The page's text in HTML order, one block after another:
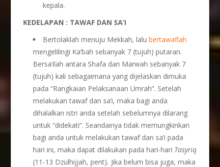
kepala.
KEDELAPAN : TAWAF DAN SA’I
Bertolaklah menuju Mekkah, lalubertawaflah
mengelilingi Ka’bah sebanyak 7 (tujuh) putaran.
Bersa’ilah antara Shafa dan Marwah sebanyak 7
(tujuh) kali sebagaimana yang dijelaskan dimuka
pada “Rangkaian Pelaksanaan Umrah”. Setelah
melakukan tawaf dan sa’i, maka bagi anda
dihalalkan istri anda setelah sebelumnya dilarang
untuk “didekati”. Seandainya tidak memungkinkan
bagi anda untuk melakukan tawaf dan sa’i pada
hari ini, maka dapat dilakukan pada hari-hari Tasyriq
(11-13 Dzulhijjah, pent). Jika belum bisa juga, maka